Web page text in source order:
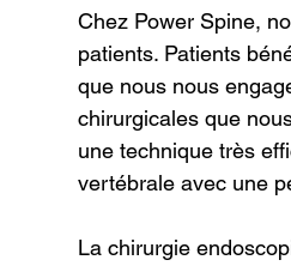
Chez Power Spine,
patients. Patients
que nous nous
chirurgicales que
une technique très
vertébrale avec une
La chirurgie